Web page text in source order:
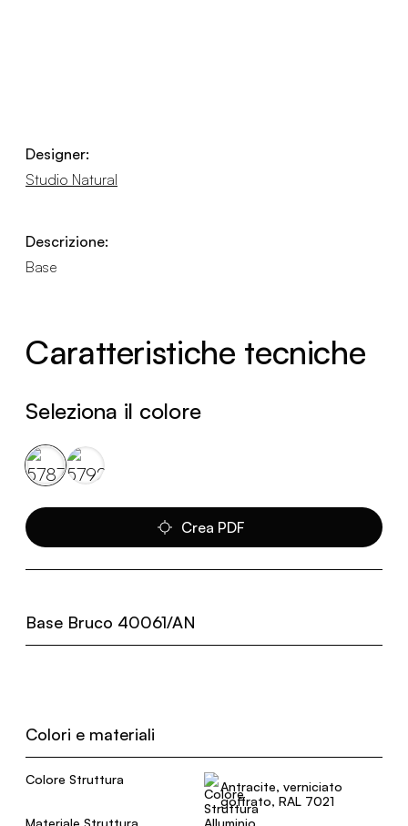
Designer:
Studio Natural
Descrizione:
Base
Caratteristiche tecniche
Seleziona il colore
Crea PDF
Base Bruco 40061/AN
Colori e materiali
Colore Struttura
Antracite, verniciato
goffrato, RAL 7021
Materiale Struttura
Alluminio